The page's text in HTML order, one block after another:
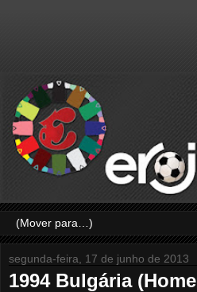
segunda-feira, 17 de junho de 2013
1994 Bulgária